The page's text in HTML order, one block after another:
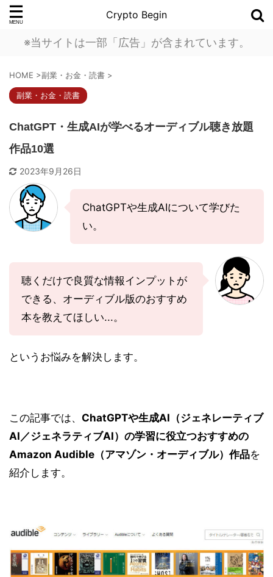
Crypto Begin
※当サイトは一部「広告」が含まれています。
HOME >副業・お金・読書 >
副業・お金・読書
ChatGPT・生成AIが学べるオーディブル聴き放題
作品10選
2023年9月26日
ChatGPTや生成AIについて学びた
い。
聴くだけで良質な情報インプットが
できる、オーディブル版のおすすめ
本を教えてほしい...。
というお悩みを解決します。
この記事では、 ChatGPTや生成AI（ジェネレーティブ
AI／ジェネラティブAI）の学習に役立つおすすめの
Amazon Audible（アマゾン・オーディブル）作品を
紹介します。